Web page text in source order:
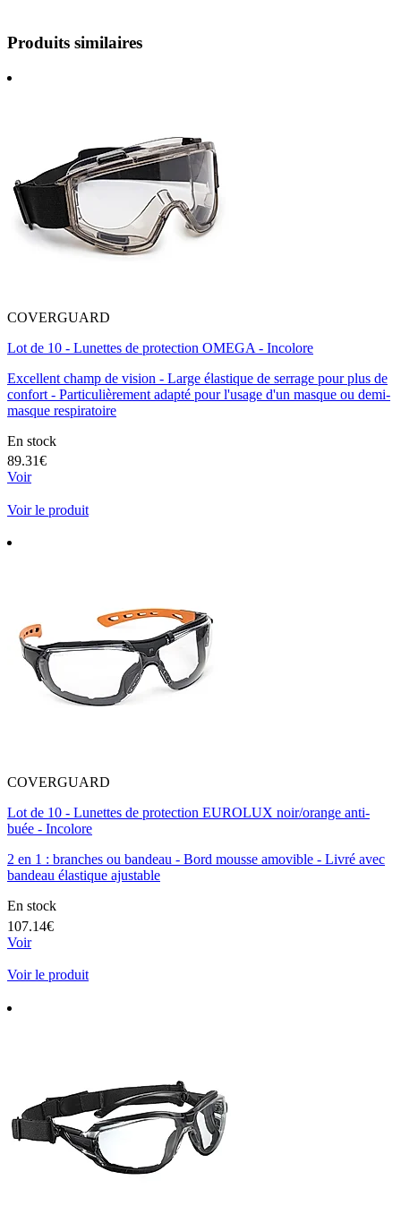
Produits similaires
COVERGUARD
Lot de 10 - Lunettes de protection OMEGA - Incolore
Excellent champ de vision - Large élastique de serrage pour plus de
confort - Particulièrement adapté pour l'usage d'un masque ou demi-
masque respiratoire
En stock
89.31€
Voir
Voir le produit
COVERGUARD
Lot de 10 - Lunettes de protection EUROLUX noir/orange anti-
buée - Incolore
2 en 1 : branches ou bandeau - Bord mousse amovible - Livré avec
bandeau élastique ajustable
En stock
107.14€
Voir
Voir le produit